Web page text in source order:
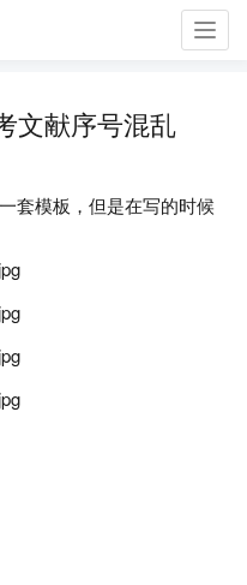
文献序号混乱
套模板，但是在写的时候